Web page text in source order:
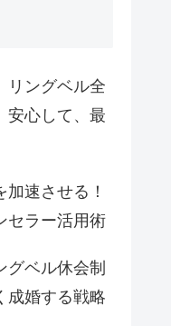
リングベル全
安心して、最
速させる！
セラー活用術
グベル休会制
成婚する戦略